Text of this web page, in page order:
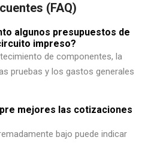
(FAQ)
algunos presupuestos de
impreso?
de componentes, la
pruebas y los gastos generales
mejores las cotizaciones
bajo puede indicar